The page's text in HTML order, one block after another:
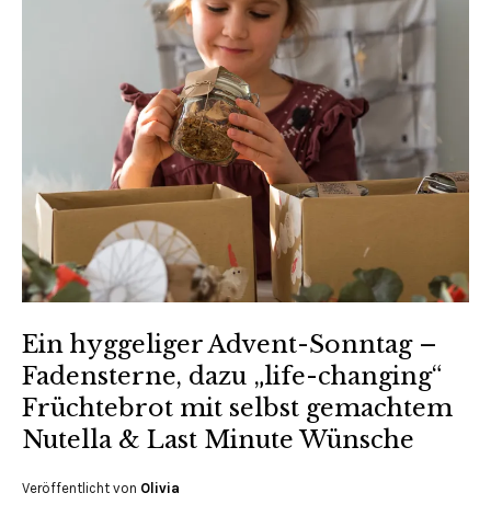
Ein hyggeliger Advent-Sonntag –
Fadensterne, dazu „life-changing“
Früchtebrot mit selbst gemachtem
Nutella & Last Minute Wünsche
Veröffentlicht von Olivia